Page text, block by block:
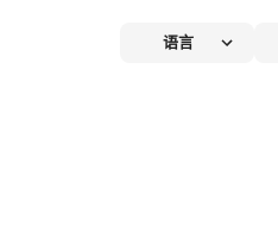
语言